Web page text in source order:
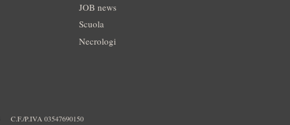
JOB news
Scuola
Necrologi
C.F./P.IVA 03547690150